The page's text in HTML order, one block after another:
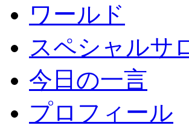
ワールド
スペシャルサ
今日の一言
プロフィール